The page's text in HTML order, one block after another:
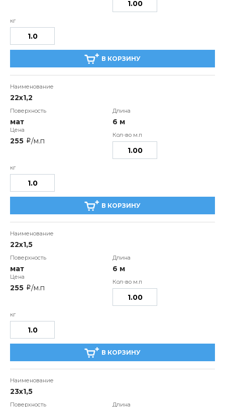
В КОРЗИНУ
22х1,2
мат 6 м
255 i/м.п
В КОРЗИНУ
22х1,5
мат 6 м
255 i/м.п
В КОРЗИНУ
23х1,5